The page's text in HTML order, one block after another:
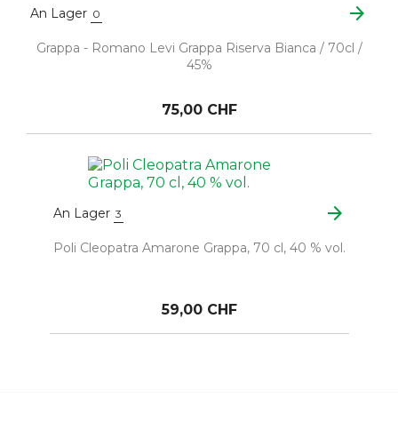
An Lager 0 arrow_forward
Grappa - Romano Levi Grappa Riserva Bianca / 70cl /
45%
75,00 CHF
An Lager 3 arrow_forward
Poli Cleopatra Amarone Grappa, 70 cl, 40 % vol.
59,00 CHF